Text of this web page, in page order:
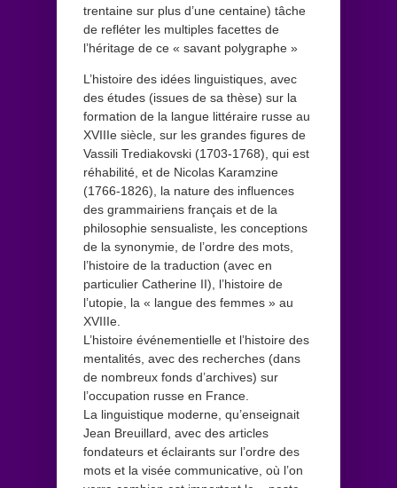
trentaine sur plus d’une centaine) tâche
de refléter les multiples facettes de
l’héritage de ce « savant polygraphe »
L’histoire des idées linguistiques, avec
des études (issues de sa thèse) sur la
formation de la langue littéraire russe au
XVIIIe siècle, sur les grandes figures de
Vassili Trediakovski (1703-1768), qui est
réhabilité, et de Nicolas Karamzine
(1766-1826), la nature des influences
des grammairiens français et de la
philosophie sensualiste, les conceptions
de la synonymie, de l’ordre des mots,
l’histoire de la traduction (avec en
particulier Catherine II), l’histoire de
l’utopie, la « langue des femmes » au
XVIIIe.
L’histoire événementielle et l’histoire des
mentalités, avec des recherches (dans
de nombreux fonds d’archives) sur
l’occupation russe en France.
La linguistique moderne, qu’enseignait
Jean Breuillard, avec des articles
fondateurs et éclairants sur l’ordre des
mots et la visée communicative, où l’on